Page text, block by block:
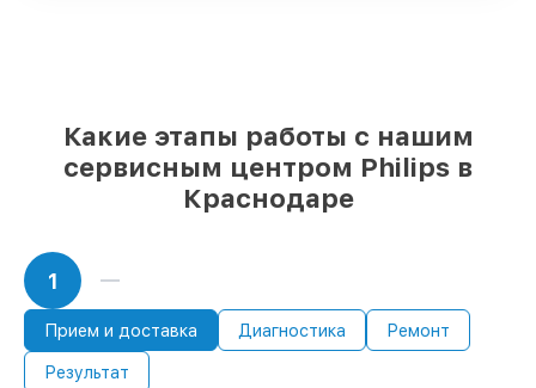
часа, если мастер начинает работу сразу
Какие этапы работы с нашим
сервисным центром Philips в
Краснодаре
1
Прием и доставка Диагностика Ремонт
Результат